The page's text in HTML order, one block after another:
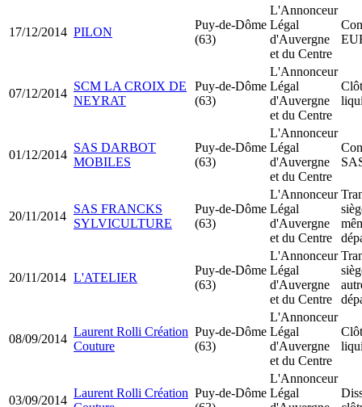
17/12/2014 PILON
Puy-de-Dôme
(63)
L'Annonceur
Légal
d'Auvergne
et du Centre
07/12/2014
SCM LA CROIX DE
NEYRAT
Puy-de-Dôme
(63)
L'Annonceur
Légal
d'Auvergne
et du Centre
01/12/2014
SAS DARBOT
MOBILES
Puy-de-Dôme
(63)
L'Annonceur
Légal
d'Auvergne
et du Centre
20/11/2014
SAS FRANCKS
SYLVICULTURE
Puy-de-Dôme
(63)
L'Annonceur
Légal
d'Auvergne
et du Centre
20/11/2014 L'ATELIER
Puy-de-Dôme
(63)
L'Annonceur
Légal
d'Auvergne
et du Centre
08/09/2014
Laurent Rolli Création
Couture
Puy-de-Dôme
(63)
L'Annonceur
Légal
d'Auvergne
et du Centre
03/09/2014
Laurent Rolli Création Puy-de-Dôme
L'Annonceur
Légal